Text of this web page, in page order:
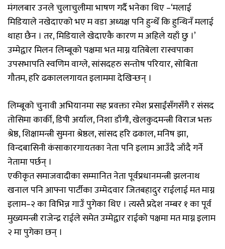
मंगलबार उनले चुलाचुलीमा भाषण गर्दै भनेका थिए –‘मलाई
मिडियाले नखेदाएको भए म वडा अध्यक्ष पनि हुन्थेँ कि हुन्थिनँ मलाई
थाहा छैन । तर, मिडियाले खेदाएकै कारण म अहिले यहाँ छु ।’
उम्मेद्वार मिलन लिम्बूको पक्षमा भत माग्न यतिबेला रास्वपाका
उपसभापति स्वणिम वाग्ले, सांसदहरु सन्तोष परियार, सोबिता
गौतम, हरि ढकाललगायत इलाममा देखिन्छन् ।
लिम्बूको चुनावी अभियानमा सह प्रवक्ता रमेश प्रसाईंसँगसँगै र संसद
तोसिमा कार्की, डिपी अर्याल, निशा डाँगी, खेलकुदमन्त्री विराज भक्त
श्रेष्ठ, शिक्षामन्त्री सुमना श्रेष्ठल, सांसद हरि ढकाल, मनिष झा,
विन्दबासिनी कंसाकारगायतका नेता पनि इलाम आउँदै जाँदै गर्ने
नेतामा पर्छन् ।
एकीकृत समाजवादीका सम्मानित नेता पूर्वप्रधानमन्त्री झलनाथ
खनाल पनि आफ्ना पार्टीका उम्मेदवार जितबहादुर राईलाई मत माग्न
इलाम–२ का विभिन्न गाउँ पुगेका थिए । त्यस्तै प्रदेश नम्बर १ का पूर्व
मुख्यमन्त्री राजेन्द्र राईले समेत उम्मेद्वार राईको पक्षमा मत माग्न इलाम
२ मा पुगेका छन् ।